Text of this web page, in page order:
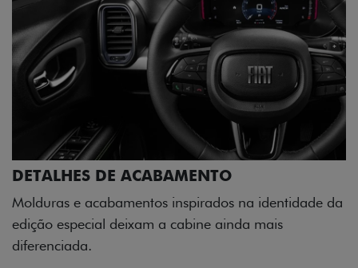
DETALHES DE ACABAMENTO
Molduras e acabamentos inspirados na identidade da
edição especial deixam a cabine ainda mais
diferenciada.